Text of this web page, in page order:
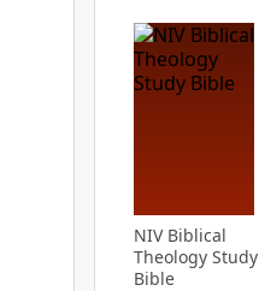
NIV Biblical
Theology Study
Bible